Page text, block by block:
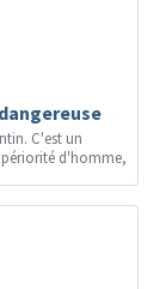
C'est un
d'homme,